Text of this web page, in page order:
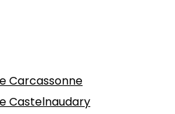
Carcassonne
Castelnaudary